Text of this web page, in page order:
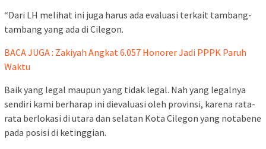
“Dari LH melihat ini juga harus ada evaluasi terkait tambang-
tambang yang ada di Cilegon.
BACA JUGA : Zakiyah Angkat 6.057 Honorer Jadi PPPK Paruh
Waktu
Baik yang legal maupun yang tidak legal. Nah yang legalnya
sendiri kami berharap ini dievaluasi oleh provinsi, karena rata-
rata berlokasi di utara dan selatan Kota Cilegon yang notabene
pada posisi di ketinggian.